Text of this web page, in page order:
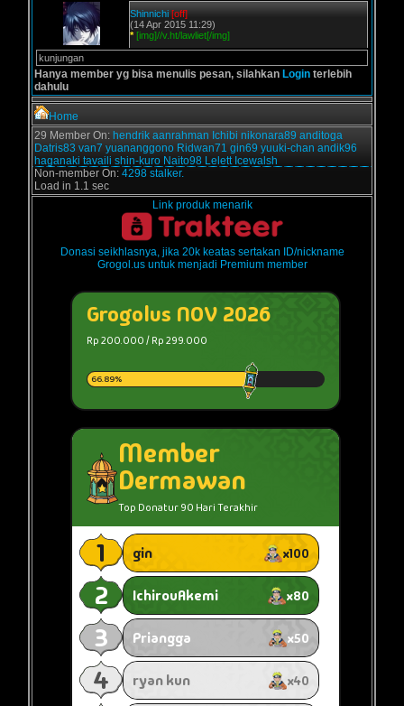
Shinnichi [off]
(14 Apr 2015 11:29)
* [img]//v.ht/lawliet[/img]
kunjungan
Hanya member yg bisa menulis pesan, silahkan Login terlebih
dahulu
Home
29 Member On: hendrik aanrahman Ichibi nikonara89 anditoga
Datris83 van7 yuananggono Ridwan71 gin69 yuuki-chan andik96
haganaki tavaili shin-kuro Naito98 Lelett Icewalsh
Non-member On: 4298 stalker.
Load in 1.1 sec
Link produk menarik
Donasi seikhlasnya, jika 20k keatas sertakan ID/nickname
Grogol.us untuk menjadi Premium member